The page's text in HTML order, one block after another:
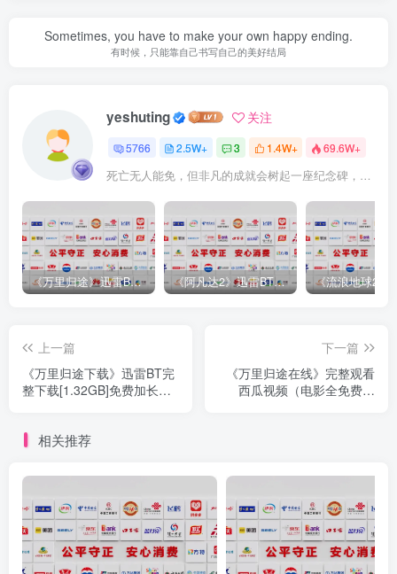
Sometimes, you have to make your own happy ending.
有时候，只能靠自己书写自己的美好结局
yeshuting 关注
5766 2.5W+ 3 1.4W+ 69.6W+
死亡无人能免，但非凡的成就会树起一座纪念碑，它将一直立到太阳冷却之时
《万里归途》迅雷BT完整下载[mp3／3.14GB／2.15GB 《阿凡达2》迅雷BT完整下载[MP4／3.12GB／5.35GB]中
上一篇
《万里归途下载》迅雷BT完
整下载[1.32GB]免费加长版
下一篇
《万里归途在线》完整观看
西瓜视频（电影全免费观
相关推荐